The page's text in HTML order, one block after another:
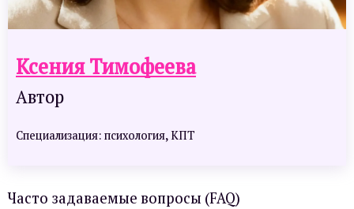
Ксения Тимофеева
Автор
Специализация: психология, КПТ
Часто задаваемые вопросы (FAQ)